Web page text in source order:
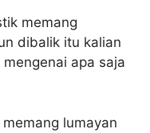
memang
dibalik itu kalian
apa saja
lumayan